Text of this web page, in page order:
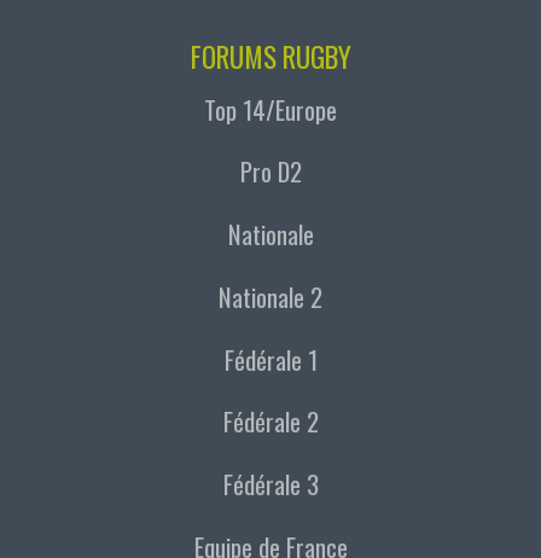
FORUMS RUGBY
Top 14/Europe
Pro D2
Nationale
Nationale 2
Fédérale 1
Fédérale 2
Fédérale 3
Equipe de France